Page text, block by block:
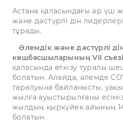
Астана қаласындағы әр үш
және дәстүрлі дін
тұрады.
Әлемдік және дәстүрлі
көшбасшыларының VII съезі
қаласында өткізу туралы
болатын. Алайда, әлемде
таралуына байланысты,
жылға ауыстырылғаны
жылдың қыркүйек айының
болатын.